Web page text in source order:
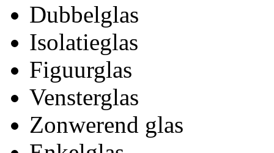
Dubbelglas
Isolatieglas
Figuurglas
Vensterglas
Zonwerend glas